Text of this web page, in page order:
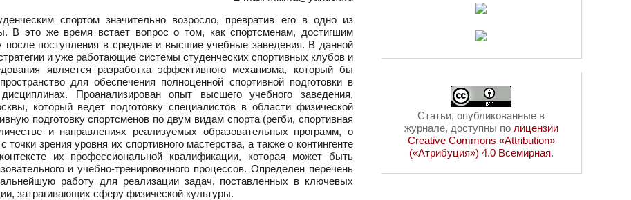
спортом значительно возросло, превратив его в одно из
В это же время встает вопрос о том, как спортсменам, достигшим
после поступления в средние и высшие учебные заведения. В данной
и уже работающие системы студенческих спортивных клубов и
является разработка эффективного механизма, который бы
для обеспечения полноценной спортивной подготовки в
Проанализирован опыт высшего учебного заведения,
который ведет подготовку специалистов в области физической
подготовку спортсменов по двум видам спорта (регби, спортивная
и направлениях реализуемых образовательных программ, о
точки зрения уровня их спортивного мастерства, а также о контингенте
их профессиональной квалификации, которая может быть
и учебно-тренировочного процессов. Определен перечень
работу для реализации задач, поставленных в ключевых
затрагивающих сферу физической культуры.
Статьи, опубликованные в
журнале, доступны по лицензии
Creative Commons «Attribution»
(«Атрибуция») 4.0 Всемирная.